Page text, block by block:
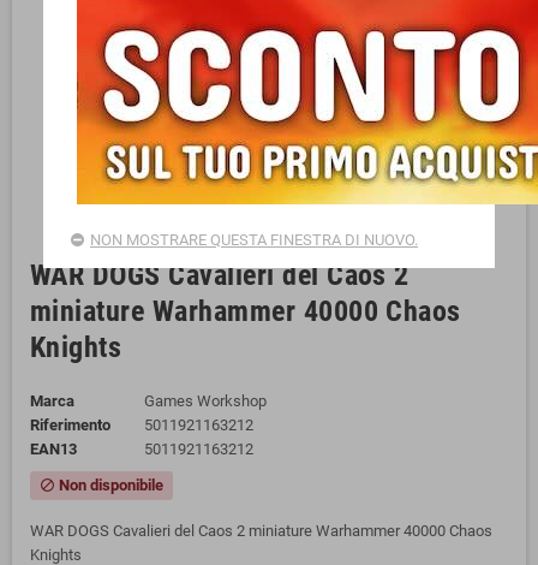
WAR DOGS Cavalieri del Caos 2
miniature Warhammer 40000 Chaos
Knights
Marca
Games Workshop
Riferimento
5011921163212
EAN13
5011921163212
block Non disponibile
WAR DOGS Cavalieri del Caos 2 miniature Warhammer 40000 Chaos
Knights
NON MOSTRARE QUESTA FINESTRA DI NUOVO.